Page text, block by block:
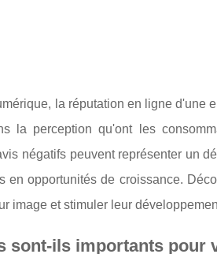
la réputation en ligne d'une
la perception qu'ont les
négatifs peuvent représenter un
en opportunités de croissance.
image et stimuler leur
sont-ils importants pour